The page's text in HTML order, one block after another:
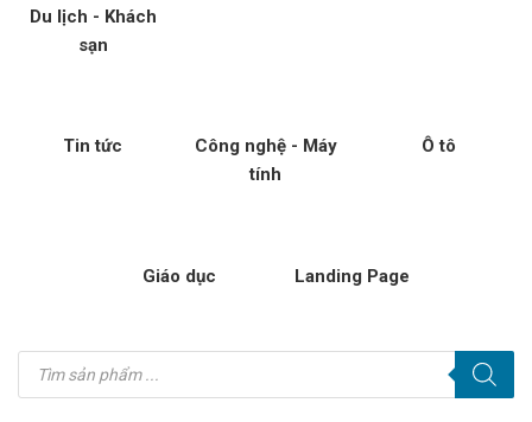
Du lịch - Khách
sạn
Tin tức
Công nghệ - Máy
tính
Ô tô
Giáo dục Landing Page
Tìm
kiếm
sản